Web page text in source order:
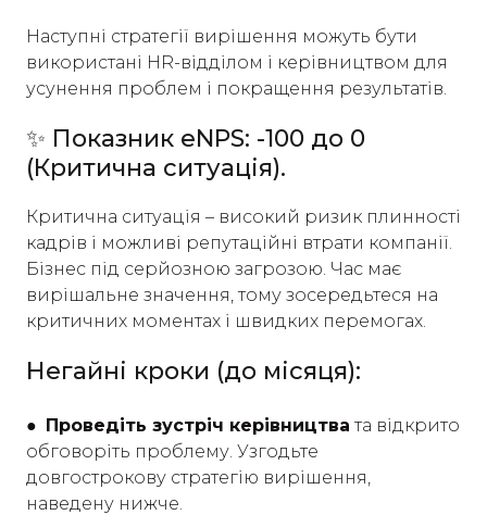
Наступні стратегії вирішення можуть бути
використані HR-відділом і керівництвом для
усунення проблем і покращення результатів.
✨ Показник eNPS: -100 до 0
(Критична ситуація).
Критична ситуація – високий ризик плинності
кадрів і можливі репутаційні втрати компанії.
Бізнес під серйозною загрозою. Час має
вирішальне значення, тому зосередьтеся на
критичних моментах і швидких перемогах.
Негайні кроки (до місяця):
● Проведіть зустріч керівництва та відкрито
обговоріть проблему. Узгодьте
довгострокову стратегію вирішення,
наведену нижче.